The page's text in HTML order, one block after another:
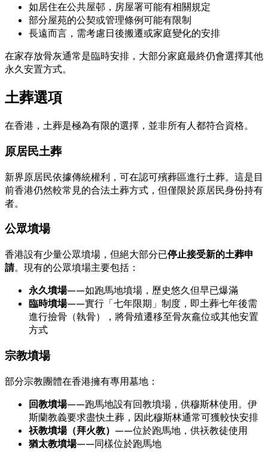
如居住在公共屋邨，房屋署可能有相關規定
部分屋苑的公契或管理條例可能有限制
長遠而言，需考慮日後搬遷或家庭變化的安排
在家存放骨灰通常是臨時安排，大部分家庭最終仍會選擇其他
永久安置方式。
土葬選項
在香港，土葬是極為有限的選擇，並非所有人都符合資格。
原居民土葬
新界原居民依據傳統權利，可在認可殯葬區進行土葬。這是目
前香港仍然較常見的合法土葬方式，但僅限於原居民身份持有
者。
公眾墳場
香港設有少量公眾墳場，但絕大部分已停止接受新的土葬申
請。現有的公眾墳場主要包括：
永久墳場——如跑馬地墳場，歷史悠久但早已爆滿
臨時墳場——實行「七年限期」制度，即土葬七年後需
進行撿骨（執骨），將骨殖遷移至骨灰龕位或其他安置
方式
宗教墳場
部分宗教團體在香港擁有專用墓地：
回教墳場——跑馬地設有回教墳場，供穆斯林使用。伊
斯蘭教義要求盡快土葬，因此穆斯林通常可獲較快安排
祆教墳場（拜火教） ——位於跑馬地，供祆教徒使用
猶太教墳場——同樣位於跑馬地